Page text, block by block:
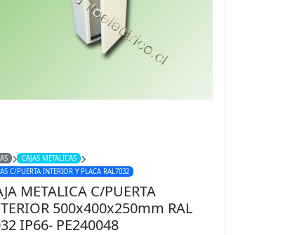
CAJAS METALICAS
C/PUERTA INTERIOR Y PLACA RAL7032
METALICA C/PUERTA
500x400x250mm RAL
IP66- PE240048